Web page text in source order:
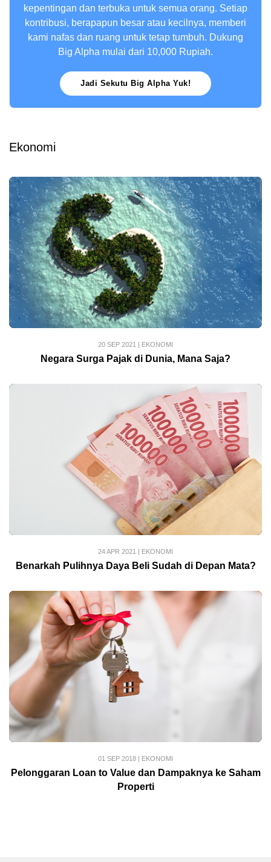
kepentingan dan terbuka untuk semua orang. Setiap
kontribusi, berapapun besar atau kecilnya, memberi
kami nafas dan ruang untuk tetap tumbuh. Dukung
Big Alpha mulai dari 10,000 Rupiah.
Jadi Sekutu Big Alpha Yuk!
Ekonomi
20 SEP 2021 | EKONOMI
Negara Surga Pajak di Dunia, Mana Saja?
24 APR 2021 | EKONOMI
Benarkah Pulihnya Daya Beli Sudah di Depan Mata?
01 SEP 2018 | EKONOMI
Pelonggaran Loan to Value dan Dampaknya ke Saham
Properti